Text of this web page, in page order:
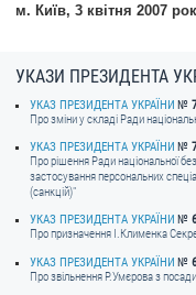
ДЕРЖАВНИЙ РЕЄСТР САНКЦІЙ
м. Київ, 3 квітня 2007
УКАЗИ ПРЕЗИДЕНТА
УКАЗ ПРЕЗИДЕНТА УКРАЇНИ
Про зміни у складі Ради
УКАЗ ПРЕЗИДЕНТА УКРАЇНИ
Про рішення Ради національної
застосування персональних
(санкцій)"
УКАЗ ПРЕЗИДЕНТА УКРАЇНИ
Про призначення I.Клименка
УКАЗ ПРЕЗИДЕНТА УКРАЇНИ
Про звільнення Р.Умєрова з